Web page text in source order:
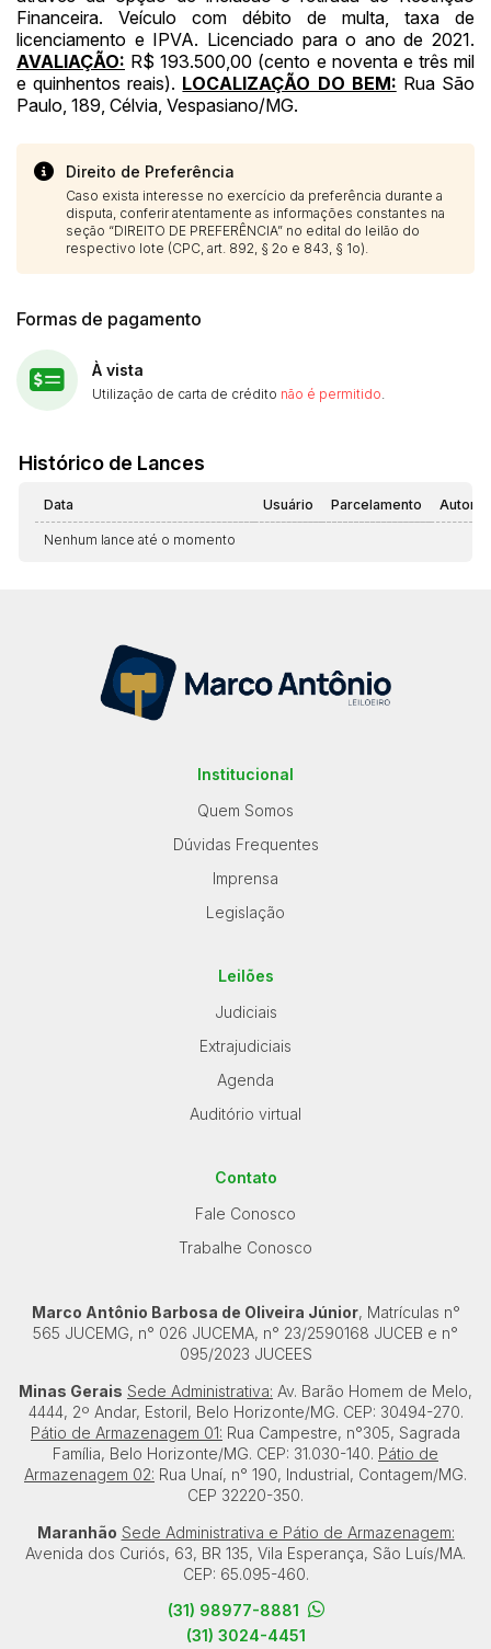
Financeira. Veículo com débito de multa, taxa de
licenciamento e IPVA. Licenciado para o ano de 2021.
AVALIAÇÃO: R$ 193.500,00 (cento e noventa e três mil
e quinhentos reais). LOCALIZAÇÃO DO BEM: Rua São
Paulo, 189, Célvia, Vespasiano/MG.
Direito de Preferência
Caso exista interesse no exercício da preferência durante a
disputa, conferir atentamente as informações constantes na
seção “DIREITO DE PREFERÊNCIA” no edital do leilão do
respectivo lote (CPC, art. 892, § 2o e 843, § 1o).
Formas de pagamento
À vista
Utilização de carta de crédito não é permitido
Histórico de Lances
Data Usuário Parcelamento
Nenhum lance até o momento
Institucional
Quem Somos
Dúvidas Frequentes
Imprensa
Legislação
Leilões
Judiciais
Extrajudiciais
Agenda
Auditório virtual
Contato
Fale Conosco
Trabalhe Conosco
Marco Antônio Barbosa de Oliveira Júnior, Matrículas n°
565 JUCEMG, n° 026 JUCEMA, n° 23/2590168 JUCEB e n°
095/2023 JUCEES
Minas Gerais Sede Administrativa: Av. Barão Homem de Melo,
4444, 2º Andar, Estoril, Belo Horizonte/MG. CEP: 30494-270.
Pátio de Armazenagem 01: Rua Campestre, n°305, Sagrada
Família, Belo Horizonte/MG. CEP: 31.030-140. Pátio de
Armazenagem 02: Rua Unaí, n° 190, Industrial, Contagem/MG.
CEP 32220-350.
Maranhão Sede Administrativa e Pátio de Armazenagem:
Avenida dos Curiós, 63, BR 135, Vila Esperança, São Luís/MA.
CEP: 65.095-460.
(31) 98977-8881
(31) 3024-4451